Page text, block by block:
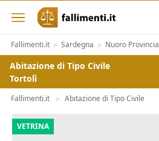
Fallimenti.it > Sardegna > Nuoro Provincia
Abitazione di Tipo Civile
Tortolì
Fallimenti.it > Abitazione di Tipo Civile
VETRINA